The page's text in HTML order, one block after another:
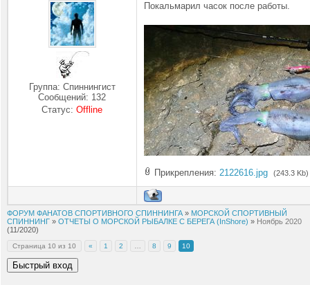
Группа: Спиннингист
Сообщений: 132
Статус:Offline
Покальмарил часок после работы.
Прикрепления: 2122616.jpg (243.3 Kb)
ФОРУМ ФАНАТОВ СПОРТИВНОГО СПИННИНГА » МОРСКОЙ СПОРТИВНЫЙ
СПИННИНГ » ОТЧЕТЫ О МОРСКОЙ РЫБАЛКЕ С БЕРЕГА (InShore) » Ноябрь 2020
(11/2020)
Страница 10 из 10 « 1 2 8 9 10